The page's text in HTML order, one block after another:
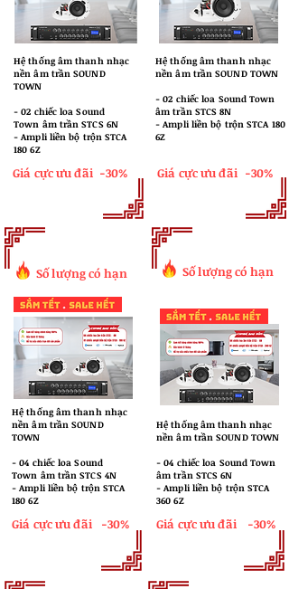
Hệ thống âm thanh nhạc
nền âm trần SOUND
TOWN
​- 02 chiếc loa Sound
Town âm trần STCS 6N
- Ampli liền bộ trộn STCA
180 6Z
Giá cực ưu đãi -30%
Số lượng có hạn
Hệ thống âm thanh nhạc
nền âm trần SOUND
TOWN
​- 04 chiếc loa Sound
Town âm trần STCS 4N
- Ampli liền bộ trộn STCA
180 6Z
Giá cực ưu đãi -30%
Hệ thống âm thanh nhạc
nền âm trần SOUND TOWN
​- 02 chiếc loa Sound Town
âm trần STCS 8N
- Ampli liền bộ trộn STCA 180
6Z
Giá cực ưu đãi -30%
Số lượng có hạn
Hệ thống âm thanh nhạc
nền âm trần SOUND TOWN
​- 04 chiếc loa Sound Town
âm trần STCS 6N
- Ampli liền bộ trộn STCA
360 6Z
Giá cực ưu đãi -30%